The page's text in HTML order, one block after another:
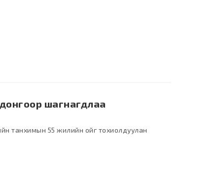
шагнагдлаа
танхимын 55 жилийн ойг тохиолдуулан